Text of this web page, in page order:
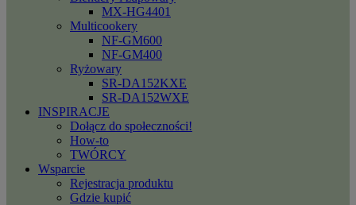
MX-HG4401
Multicookery
NF-GM600
NF-GM400
Ryżowary
SR-DA152KXE
SR-DA152WXE
INSPIRACJE
Dołącz do społeczności!
How-to
TWÓRCY
Wsparcie
Rejestracja produktu
Gdzie kupić